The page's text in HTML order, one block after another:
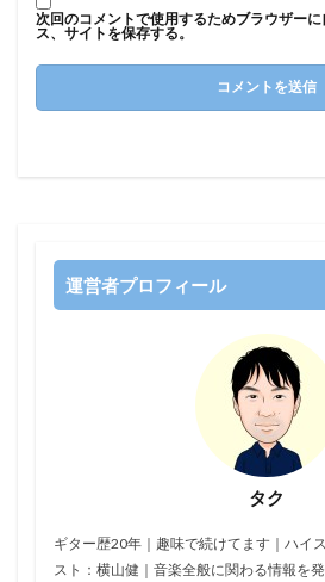
次回のコメントで使用するためブラウザー
ス、サイトを保存する。
運営者プロフィール
タク
ギター歴20年｜趣味で続けてます｜ハイ
スト：横山健｜音楽全般に関わる情報を